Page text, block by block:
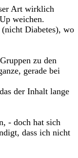
Art wirklich
weichen.
Diabetes), wo
zu den
gerade bei
der Inhalt lange
- doch hat sich
dass ich nicht